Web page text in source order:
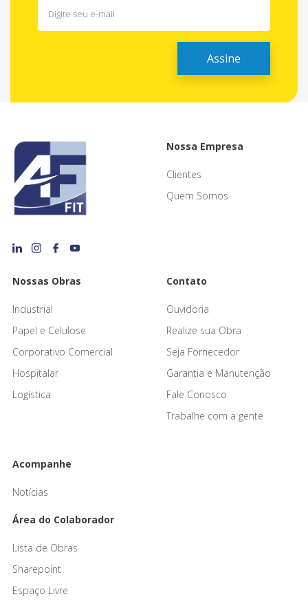
Nossa Empresa
Clientes
Quem Somos
Nossas Obras
Industrial
Papel e Celulose
Corporativo Comercial
Hospitalar
Logística
Contato
Ouvidoria
Realize sua Obra
Seja Fornecedor
Garantia e Manutenção
Fale Conosco
Trabalhe com a gente
Acompanhe
Notícias
Área do Colaborador
Lista de Obras
Sharepoint
Espaço Livre